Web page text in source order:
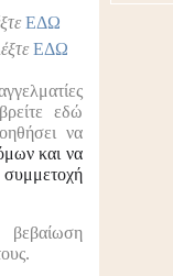
ΕΔΩ
ΕΔΩ
εδώ
να
και να
συμμετοχή